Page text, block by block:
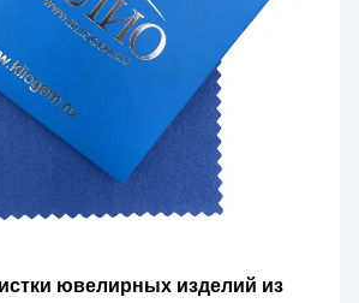
ювелирных изделий из